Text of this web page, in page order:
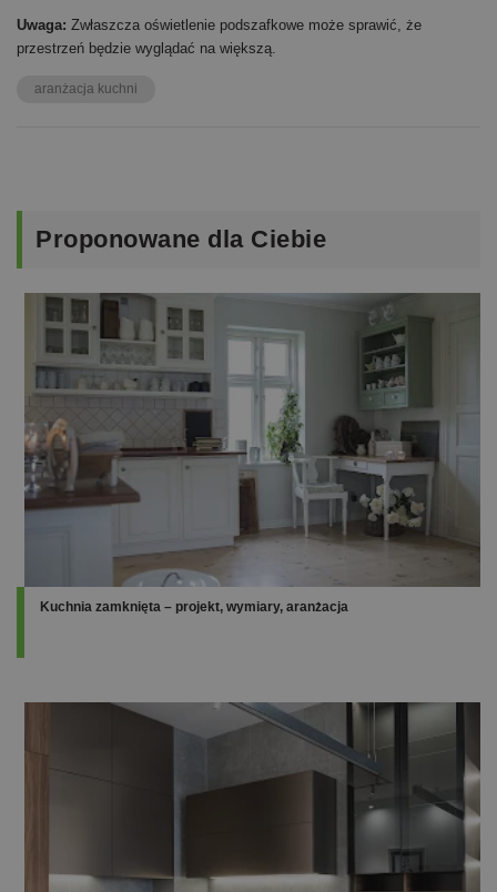
Uwaga: Zwłaszcza oświetlenie podszafkowe może sprawić, że
przestrzeń będzie wyglądać na większą.
aranżacja kuchni
Proponowane dla Ciebie
Kuchnia zamknięta – projekt, wymiary, aranżacja